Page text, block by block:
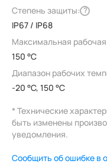
Степень защиты: ?
IP67 / IP68
Максимальная
150 °C
Диапазон рабочих
-20 °C, 150 °C
* Технические
быть изменены
уведомления.
Сообщить об ошибке в